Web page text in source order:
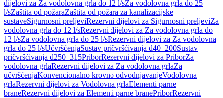
dijelovi za Za vodolovna grla do 12 l/sZa vodolovna grla do 25
l/sZaštita od požaraZaštita od požara za kanalizacijske
sustaveSigurnosni preljeviRezervni dijelovi za Sigurnosni preljeviZa
vodolovna grla do 12 l/sRezervni dijelovi za Za vodolovna grla do
12 l/sZa vodolovna grla do 25 l/sRezervni dijelovi za Za vodolovna
grla do 25 l/sUčvršćenjaSustav pričvršćivanja d40–200Sustav
pričvršćivanja d250–315PriborRezervni dijelovi za PriborZa
vodolovna grlaRezervni dijelovi za Za vodolovna grlaZa
učvršćenjaKonvencionalno krovno odvodnjavanjeVodolovna
grlaRezervni dijelovi za Vodolovna grlaElementi parne
braneRezervni dijelovi za Elementi parne branePriborRezervni